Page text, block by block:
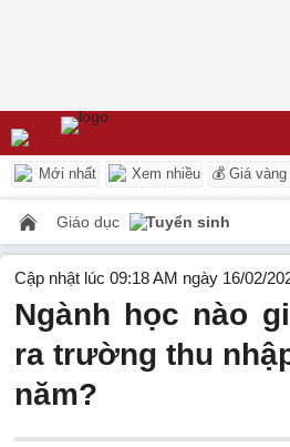
Mới nhất Xem nhiều 💰 Giá vàng
Giáo dục Tuyển sinh
Cập nhật lúc 09:18 AM ngày 16/02/
Ngành học nào
ra trường thu
năm?